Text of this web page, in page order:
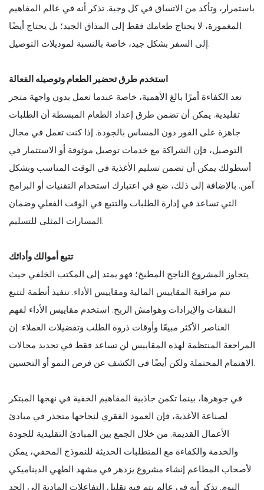
باستمرار، وتأكد من الاتساق في كل وجبة. تذكر أنه في عالم المفاهيم
المغمورة، لا يحتاج طعامك فقط إلى المذاق الجيد؛ بل يحتاج أيضًا
إلى السفر بشكل جيد، خاصة بالنسبة لموديلات التوصيل.
استخدم طرق تحضير الطعام وتوصيله الفعالة
تعد الكفاءة أمرًا بالغ الأهمية، خاصة عندما تعمل بدون واجهة متجر
تقليدية. يمكن أن تضمن طرق إعداد الطعام المبسطة أن الطلبات
جاهزة على الفور دون المساس بالجودة. إذا كنت تعمل في مجال
التوصيل، فإن الشراكة مع خدمات توصيل موثوقة أو الاستثمار في
أسطولك يمكن أن تضمن تسليم الأغذية في الوقت المناسب وبشكل
آمن. بالإضافة إلى ذلك، ضع في اعتبارك استخدام التقنيات أو البرامج
التي تساعد في إدارة الطلبات والتتبع في الوقت الفعلي وضمان
المسارات المثلى للتسليم.
تتبع أموالك وأدائك
يتجاوز المشروع الناجح المطبخ؛ فهو يمتد إلى المكتب الخلفي حيث
تتم مراقبة المقاييس المالية ومقاييس الأداء. تنفيذ أنظمة لتتبع
النفقات والإيرادات وهوامش الربح. استخدم مقاييس الأداء لفهم
العناصر الأكثر مبيعًا وأوقات ذروة الطلب وتفضيلات العملاء. إن
المراجعة المنتظمة لهذه المقاييس لن تساعد فقط في تحديد مجالات
الاهتمام المحتملة ولكن أيضًا في الكشف عن فرص النمو أو التحسين.
في جوهرها، بينما تكمن جاذبية المفاهيم الخفية في نهجها المبتكر
لصناعة الأغذية، فإن العمود الفقري لنجاحها متجذر في مبادئ
الأعمال القديمة. من خلال الجمع بين المبادئ التقليدية للجودة
والخدمة والكفاءة مع المتطلبات الحديثة للنموذج المخفي، يمكن
لأصحاب المطاعم إنشاء مشروع يزدهر في مشهد الطهي الديناميكي
اليوم. تذكر أنه في عالم يتم فيه تقليل التفاعلات المادية إلى الحد